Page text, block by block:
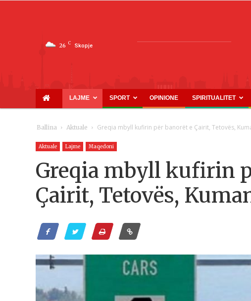
26 C Skopje
LAJME SPORT OPINIONE SPIRITUALITET
Ballina Aktuale Greqia mbyll kufirin për banorët e Çairit, Tetovës,
Aktuale Lajme Maqedoni
Greqia mbyll kufirin
Çairit, Tetovës,